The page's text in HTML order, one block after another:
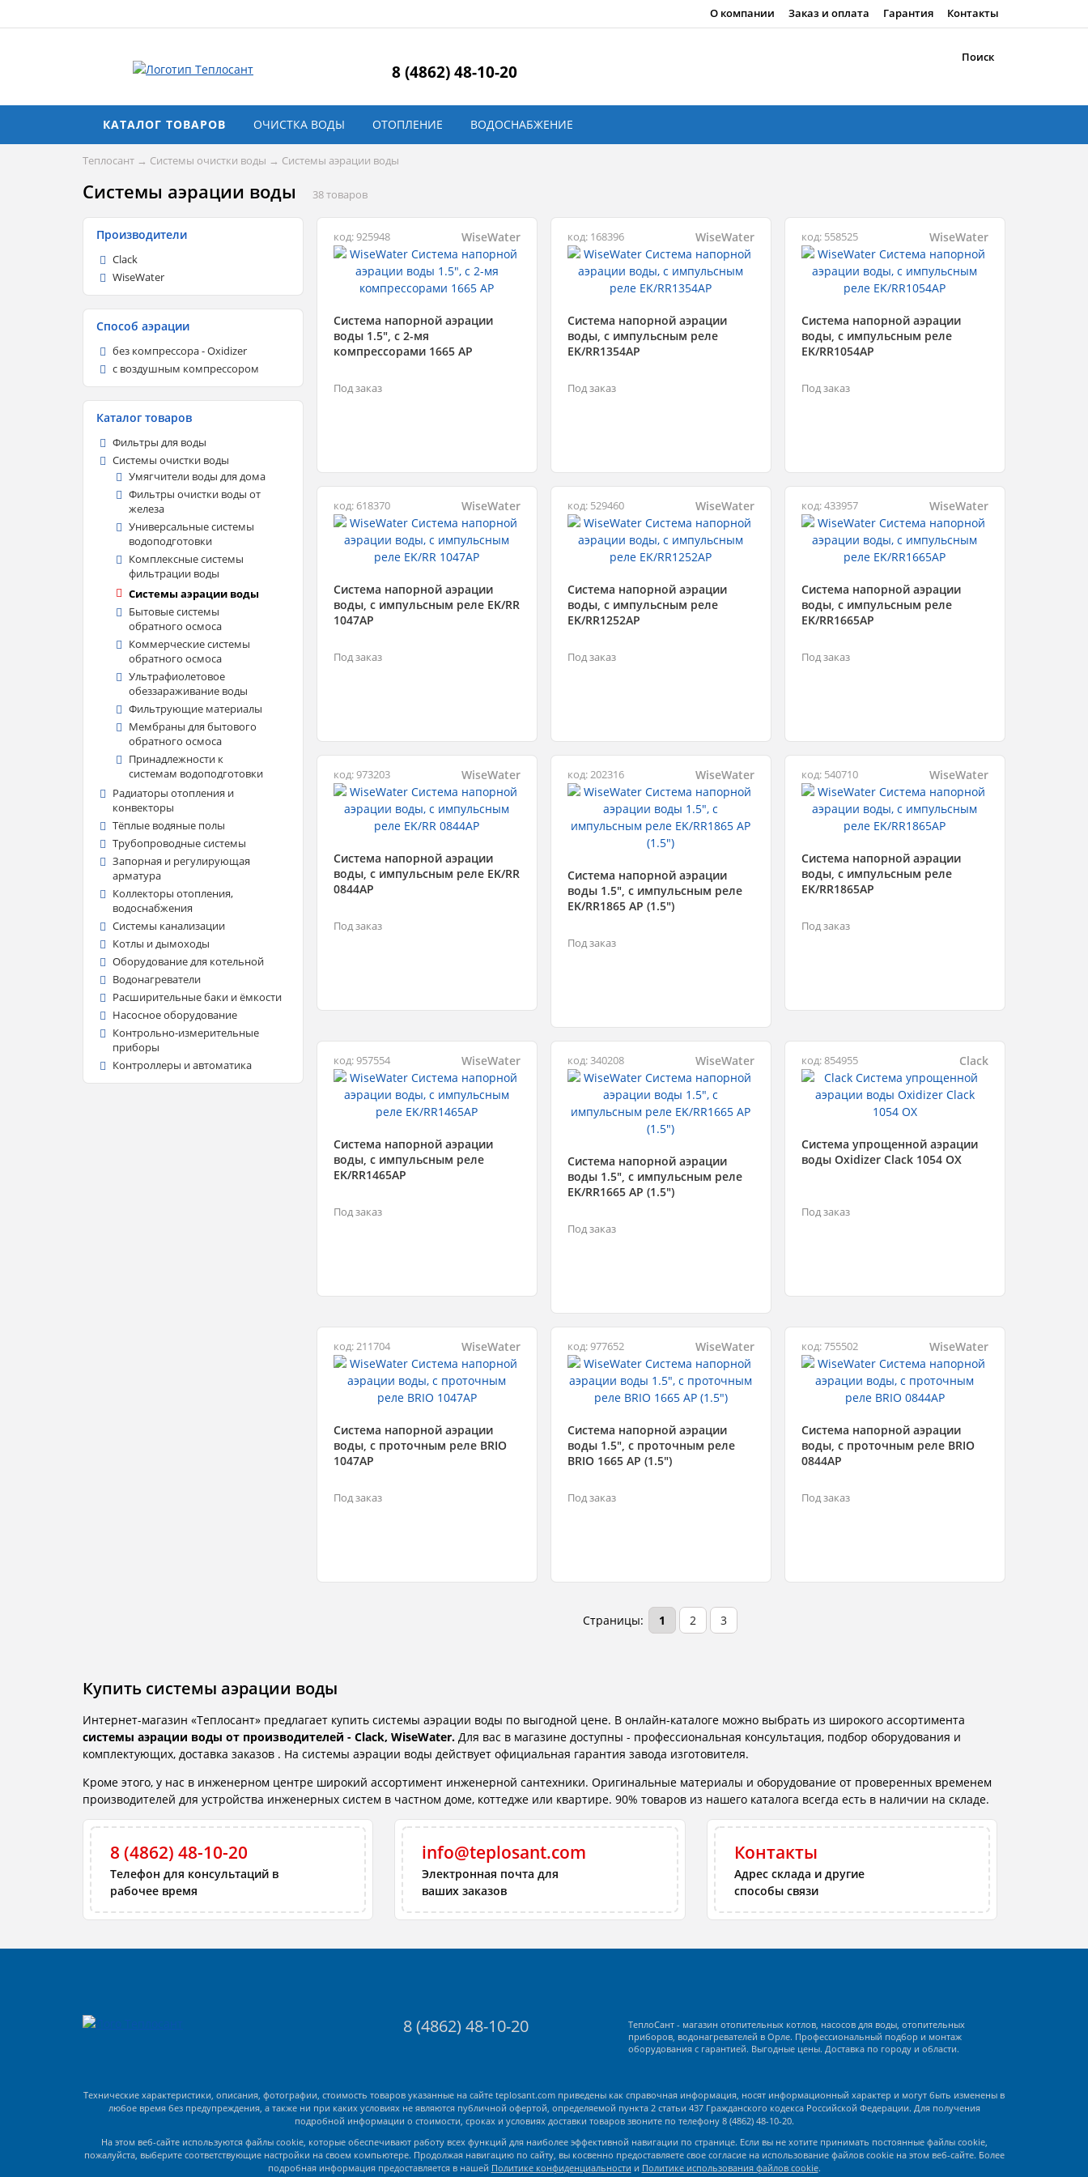
О компании Заказ и оплата Гарантия Контакты
8 (4862) 48-10-20
Поиск
КАТАЛОГ ТОВАРОВ ОЧИСТКА ВОДЫ ОТОПЛЕНИЕ ВОДОСНАБЖЕНИЕ
Теплосант → Системы очистки воды → Системы аэрации воды
Системы аэрации воды 38 товаров
Производители
Clack
WiseWater
Способ аэрации
без компрессора - Oxidizer
с воздушным компрессором
Каталог товаров
Фильтры для воды
Системы очистки воды
Умягчители воды для дома
Фильтры очистки воды от
железа
Универсальные системы
водоподготовки
Комплексные системы
фильтрации воды
Системы аэрации воды
Бытовые системы
обратного осмоса
Коммерческие системы
обратного осмоса
Ультрафиолетовое
обеззараживание воды
Фильтрующие материалы
Мембраны для бытового
обратного осмоса
Принадлежности к
системам водоподготовки
Радиаторы отопления и
конвекторы
Тёплые водяные полы
Трубопроводные системы
Запорная и регулирующая
арматура
Коллекторы отопления,
водоснабжения
Системы канализации
Котлы и дымоходы
Оборудование для котельной
Водонагреватели
Расширительные баки и ёмкости
Насосное оборудование
Контрольно-измерительные
приборы
Контроллеры и автоматика
код: 925948 WiseWater
Система напорной аэрации
воды 1.5", c 2-мя
компрессорами 1665 AP
Под заказ
код: 168396 WiseWater
Система напорной аэрации
воды, с импульсным реле
EK/RR1354AP
Под заказ
код: 558525 WiseWater
Система напорной аэрации
воды, с импульсным реле
EK/RR1054AP
Под заказ
код: 618370 WiseWater
Система напорной аэрации
воды, с импульсным реле EK/RR
1047AP
Под заказ
код: 529460 WiseWater
Система напорной аэрации
воды, с импульсным реле
EK/RR1252AP
Под заказ
код: 433957 WiseWater
Система напорной аэрации
воды, с импульсным реле
EK/RR1665AP
Под заказ
код: 973203 WiseWater
Система напорной аэрации
воды, с импульсным реле EK/RR
0844AP
Под заказ
код: 202316 WiseWater
Система напорной аэрации
воды 1.5", с импульсным реле
EK/RR1865 AP (1.5")
Под заказ
код: 540710 WiseWater
Система напорной аэрации
воды, с импульсным реле
EK/RR1865AP
Под заказ
код: 957554 WiseWater
Система напорной аэрации
воды, с импульсным реле
EK/RR1465AP
Под заказ
код: 340208 WiseWater
Система напорной аэрации
воды 1.5", с импульсным реле
EK/RR1665 AP (1.5")
Под заказ
код: 854955 Clack
Система упрощенной аэрации
воды Oxidizer Clack 1054 OX
Под заказ
код: 211704 WiseWater
Система напорной аэрации
воды, с проточным реле BRIO
1047AP
Под заказ
код: 977652 WiseWater
Система напорной аэрации
воды 1.5", с проточным реле
BRIO 1665 AP (1.5")
Под заказ
код: 755502 WiseWater
Система напорной аэрации
воды, с проточным реле BRIO
0844AP
Под заказ
Страницы: 1 2 3
Купить системы аэрации воды
Интернет-магазин «Теплосант» предлагает купить системы аэрации воды по выгодной цене. В онлайн-каталоге можно выбрать из широкого ассортимента
системы аэрации воды от производителей - Clack, WiseWater. Для вас в магазине доступны - профессиональная консультация, подбор оборудования и
комплектующих, доставка заказов . На системы аэрации воды действует официальная гарантия завода изготовителя.
Кроме этого, у нас в инженерном центре широкий ассортимент инженерной сантехники. Оригинальные материалы и оборудование от проверенных временем
производителей для устройства инженерных систем в частном доме, коттедже или квартире. 90% товаров из нашего каталога всегда есть в наличии на складе.
8 (4862) 48-10-20
Телефон для консультаций в
рабочее время
info@teplosant.com
Электронная почта для
ваших заказов
Контакты
Адрес склада и другие
способы связи
8 (4862) 48-10-20
ТеплоСант - магазин отопительных котлов, насосов для воды, отопительных
приборов, водонагревателей в Орле. Профессиональный подбор и монтаж
оборудования с гарантией. Выгодные цены. Доставка по городу и области.
Технические характеристики, описания, фотографии, стоимость товаров указанные на сайте teplosant.com приведены как справочная информация, носят информационный характер и могут быть изменены в
любое время без предупреждения, а также ни при каких условиях не являются публичной офертой, определяемой пункта 2 статьи 437 Гражданского кодекса Российской Федерации. Для получения
подробной информации о стоимости, сроках и условиях доставки товаров звоните по телефону 8 (4862) 48-10-20.
На этом веб-сайте используются файлы cookie, которые обеспечивают работу всех функций для наиболее эффективной навигации по странице. Если вы не хотите принимать постоянные файлы cookie,
пожалуйста, выберите соответствующие настройки на своем компьютере. Продолжая навигацию по сайту, вы косвенно предоставляете свое согласие на использование файлов cookie на этом веб-сайте. Более
подробная информация предоставляется в нашей Политике конфиденциальности и Политике использования файлов сookie.